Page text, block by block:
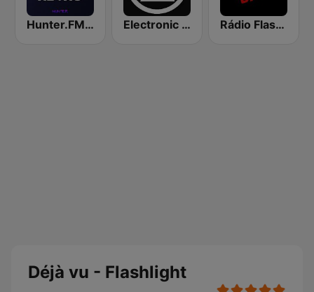
Hunter.FM - 80s Retro Electronic Radio Rádio Flash Back
Déjà vu - Flashlight